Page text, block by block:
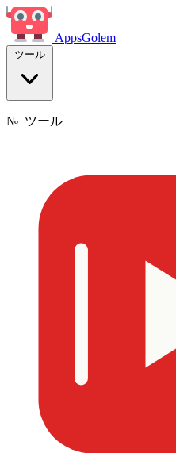
AppsGolem
ツール
№ ツール